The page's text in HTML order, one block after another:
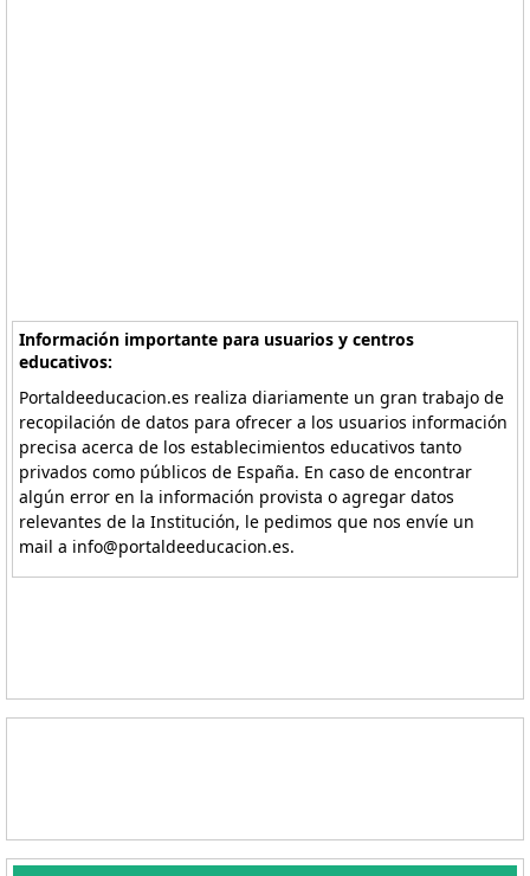
Información importante para usuarios y centros
educativos:
Portaldeeducacion.es realiza diariamente un gran trabajo de
recopilación de datos para ofrecer a los usuarios información
precisa acerca de los establecimientos educativos tanto
privados como públicos de España. En caso de encontrar
algún error en la información provista o agregar datos
relevantes de la Institución, le pedimos que nos envíe un
mail a info@portaldeeducacion.es.